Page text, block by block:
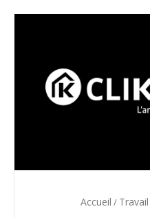
Accueil / Travail